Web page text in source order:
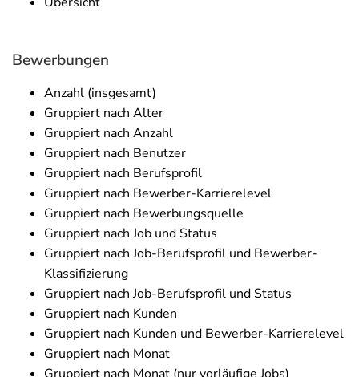
Bewerbungen
Anzahl (insgesamt)
Gruppiert nach Alter
Gruppiert nach Anzahl
Gruppiert nach Benutzer
Gruppiert nach Berufsprofil
Gruppiert nach Bewerber-Karrierelevel
Gruppiert nach Bewerbungsquelle
Gruppiert nach Job und Status
Gruppiert nach Job-Berufsprofil und Bewerber-
Klassifizierung
Gruppiert nach Job-Berufsprofil und Status
Gruppiert nach Kunden
Gruppiert nach Kunden und Bewerber-Karrierelevel
Gruppiert nach Monat